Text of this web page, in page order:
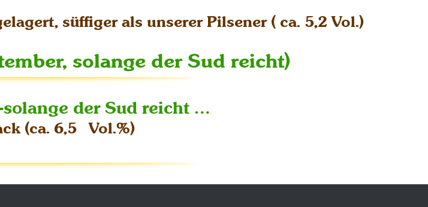
süffiger als unserer Pilsener ( ca. 5,2 Vol.)
solange der Sud reicht)
der Sud reicht …
(ca. 6,5 Vol.%)